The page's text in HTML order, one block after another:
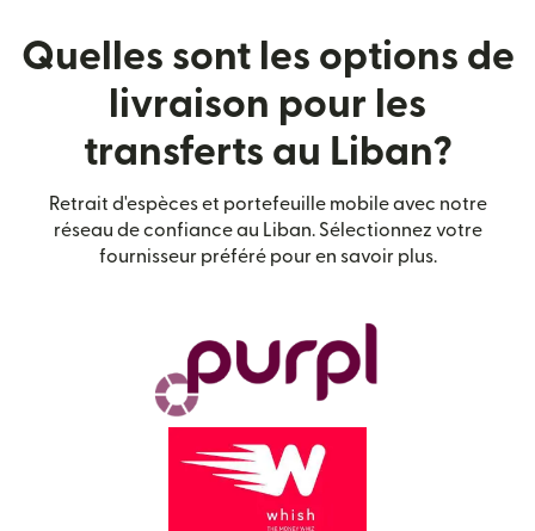
Quelles sont les options de
livraison pour les
transferts au Liban?
Retrait d'espèces et portefeuille mobile avec notre
réseau de confiance au Liban. Sélectionnez votre
fournisseur préféré pour en savoir plus.